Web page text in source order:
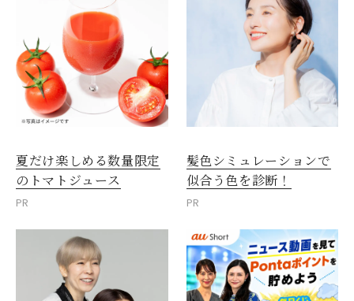
夏だけ楽しめる数量限定
のトマトジュース
PR
髪色シミュレーションで
似合う色を診断！
PR